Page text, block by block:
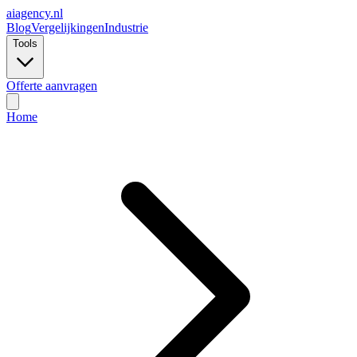
aiagency.nl
BlogVergelijkingenIndustrie
Tools
Offerte aanvragen
Home